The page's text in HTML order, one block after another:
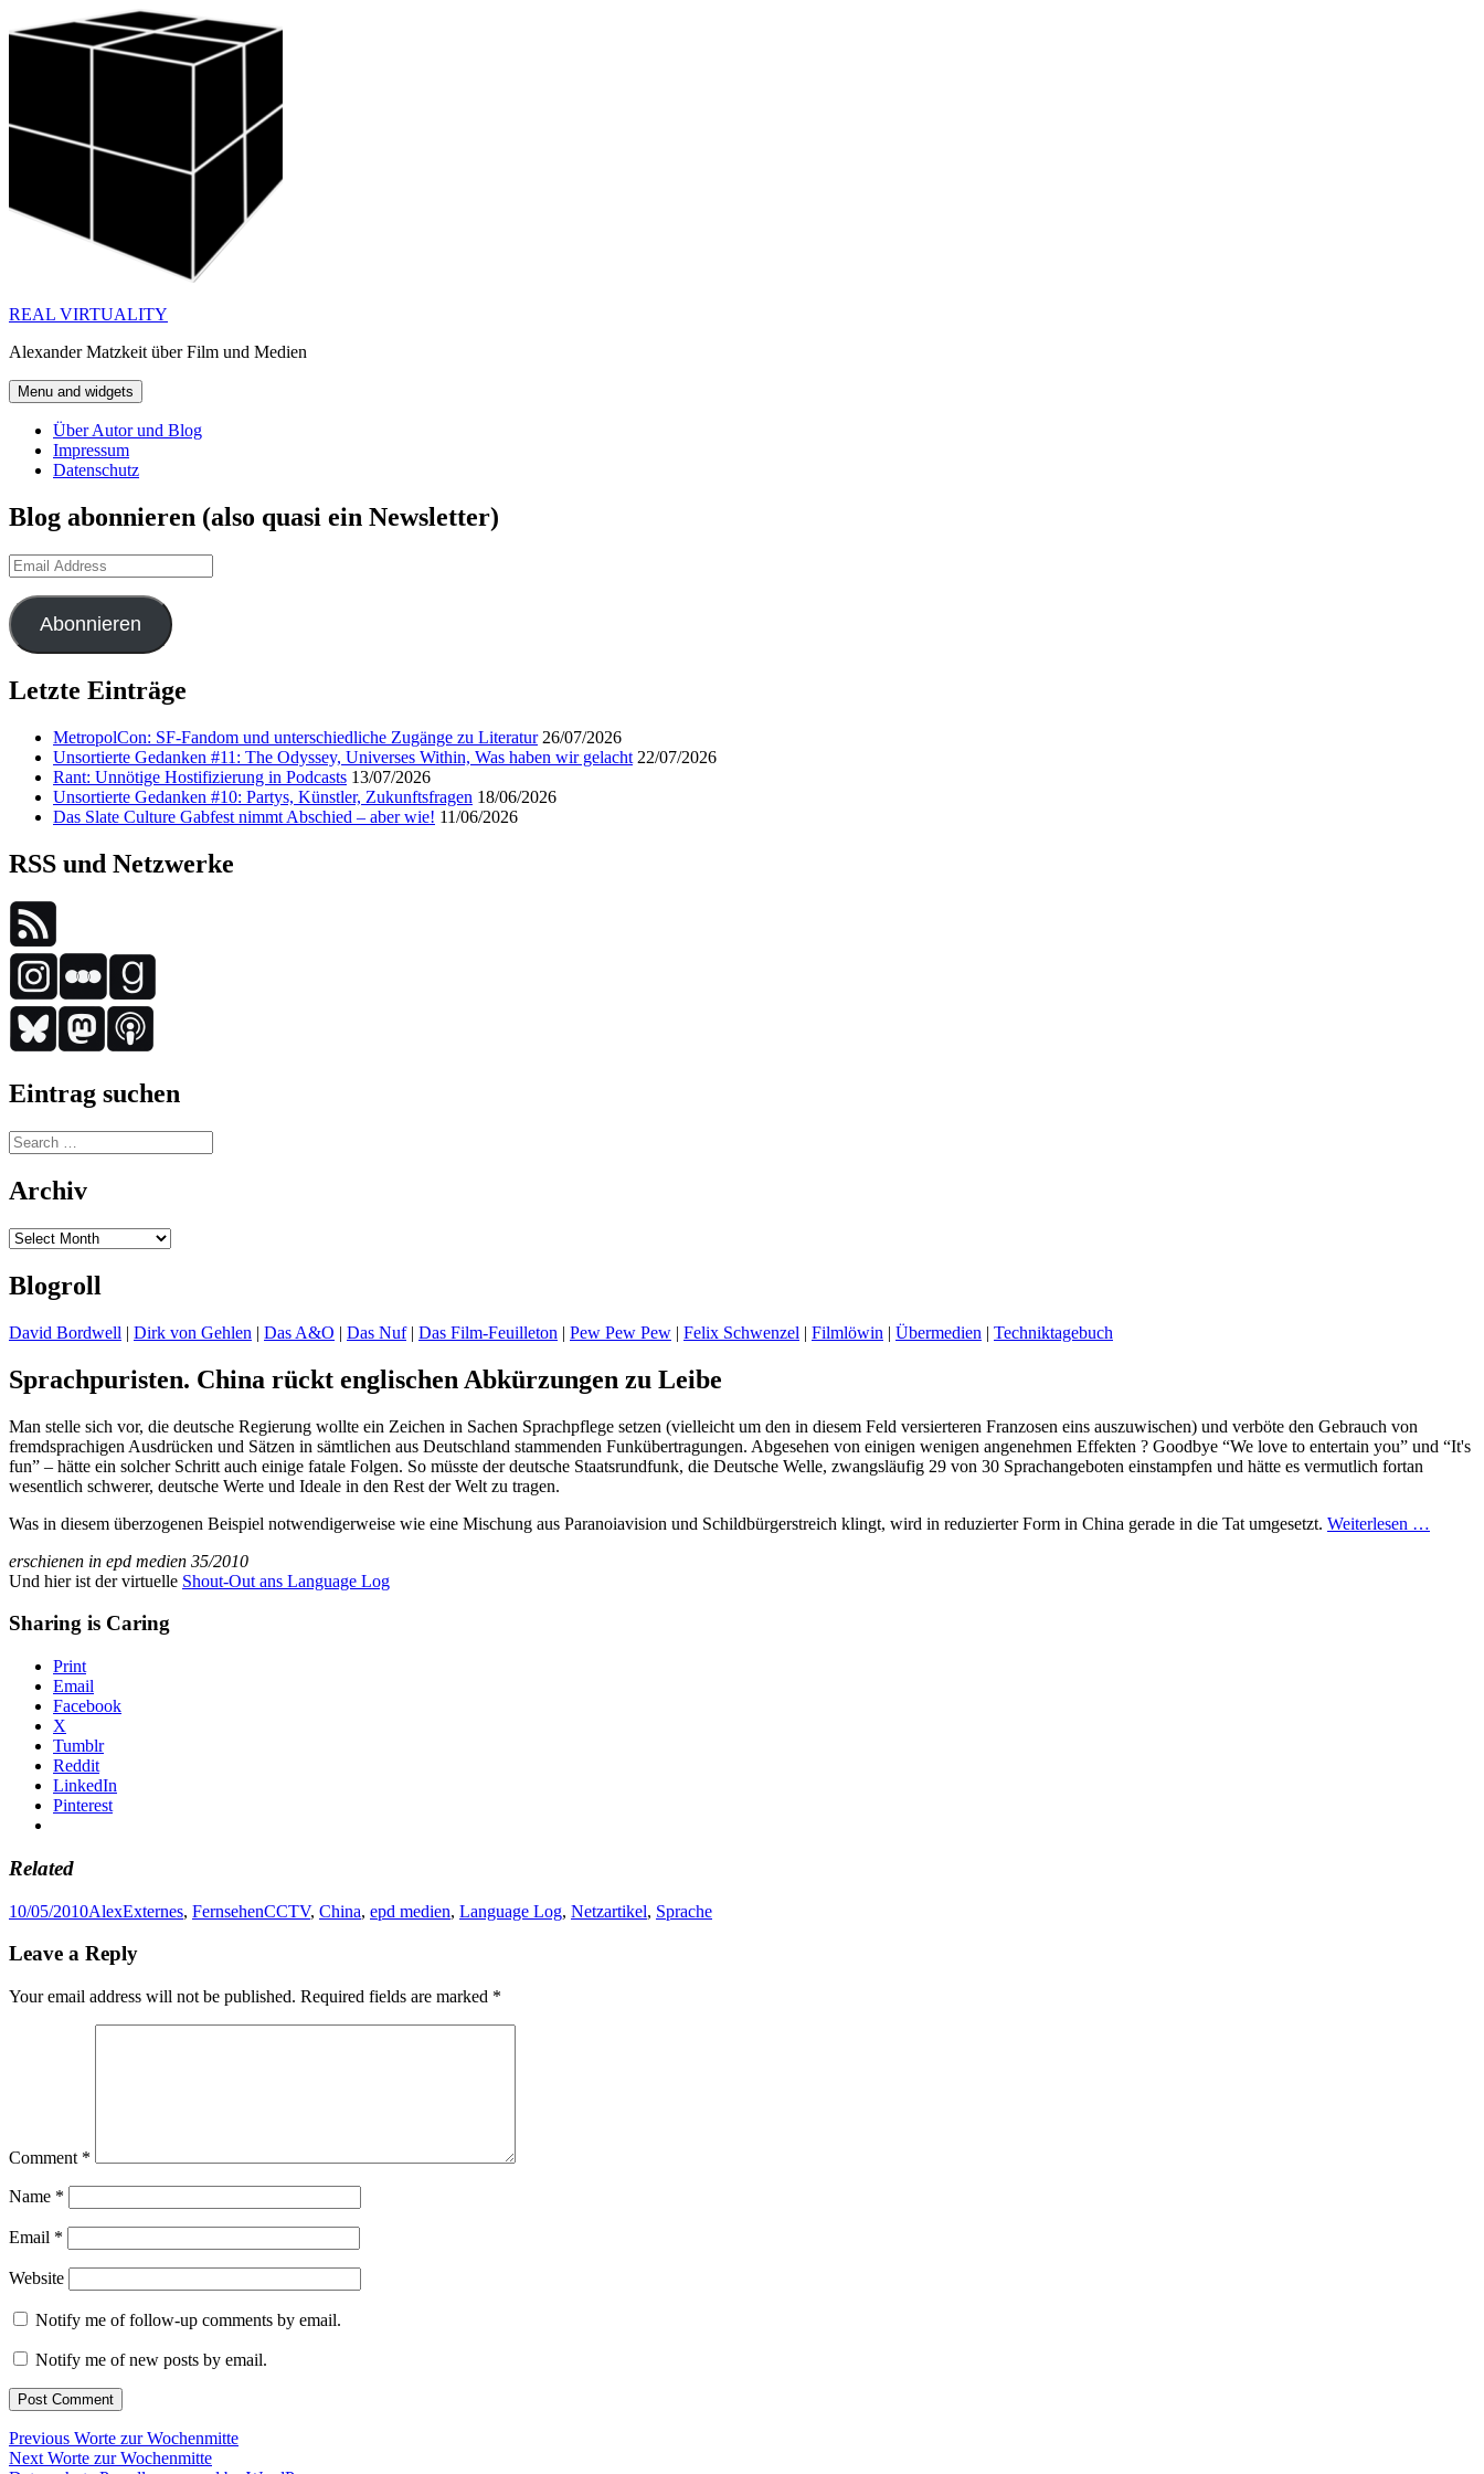
to
REAL VIRTUALITY
Alexander Matzkeit über Film und Medien
Menu and widgets
Über Autor und Blog
Impressum
Datenschutz
Blog abonnieren (also quasi ein Newsletter)
Email
Address
Abonnieren
Letzte Einträge
MetropolCon: SF-Fandom und unterschiedliche Zugänge zu Literatur 26/07/2026
Unsortierte Gedanken #11: The Odyssey, Universes Within, Was haben wir gelacht 22/07/2026
Rant: Unnötige Hostifizierung in Podcasts 13/07/2026
Unsortierte Gedanken #10: Partys, Künstler, Zukunftsfragen 18/06/2026
Das Slate Culture Gabfest nimmt Abschied – aber wie! 11/06/2026
RSS und Netzwerke
Eintrag suchen
Search
for:
Archiv
Archiv
Blogroll
David Bordwell | Dirk von Gehlen | Das A&O | Das Nuf| Das Film-Feuilleton | Pew Pew Pew | Felix Schwenzel | Filmlöwin | Übermedien | Techniktagebuch
Sprachpuristen. China rückt englischen Abkürzungen zu Leibe
Man stelle sich vor, die deutsche Regierung wollte ein Zeichen in Sachen Sprachpflege setzen (vielleicht um den in diesem Feld versierteren Franzosen eins auszuwischen) und verböte den Gebrauch von
fremdsprachigen Ausdrücken und Sätzen in sämtlichen aus Deutschland stammenden Funkübertragungen. Abgesehen von einigen wenigen angenehmen Effekten ? Goodbye “We love to entertain you” und “It's
fun” – hätte ein solcher Schritt auch einige fatale Folgen. So müsste der deutsche Staatsrundfunk, die Deutsche Welle, zwangsläufig 29 von 30 Sprachangeboten einstampfen und hätte es vermutlich fortan
wesentlich schwerer, deutsche Werte und Ideale in den Rest der Welt zu tragen.
Was in diesem überzogenen Beispiel notwendigerweise wie eine Mischung aus Paranoiavision und Schildbürgerstreich klingt, wird in reduzierter Form in China gerade in die Tat umgesetzt. Weiterlesen …
erschienen in epd medien 35/2010
Und hier ist der virtuelle Shout-Out ans Language Log
Sharing is Caring
Print
Email
Facebook
X
Tumblr
Reddit
LinkedIn
Pinterest
Related
Posted
10/05/2010Author
AlexCategories
Externes, FernsehenTags
CCTV, China, epd medien, Language Log, Netzartikel, Sprache
Leave a Reply
Your email address will not be published. Required fields are marked *
Comment *
Name *
Email *
Website
Notify me of follow-up comments by email.
Notify me of new posts by email.
Post
Previous Previous
post:
Worte zur Wochenmitte
Next Next
Worte zur Wochenmitte